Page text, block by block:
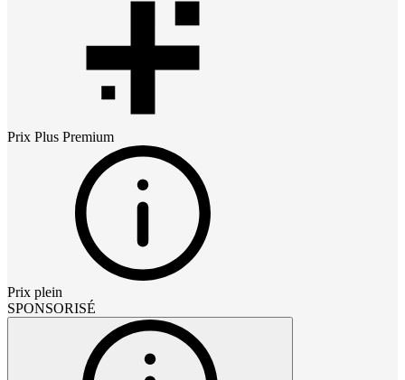
Prix Plus Premium
Prix plein
SPONSORISÉ